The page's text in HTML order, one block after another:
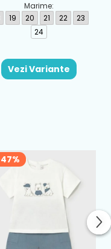
Marime:
19 20 21 22
23
24
Vezi Variante